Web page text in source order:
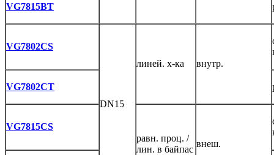
VG7815BT
VG7802CS
DN15
линей. х-ка внутр.
VG7802CT
VG7815CS
равн. проц. /
лин. в байпас
внеш.